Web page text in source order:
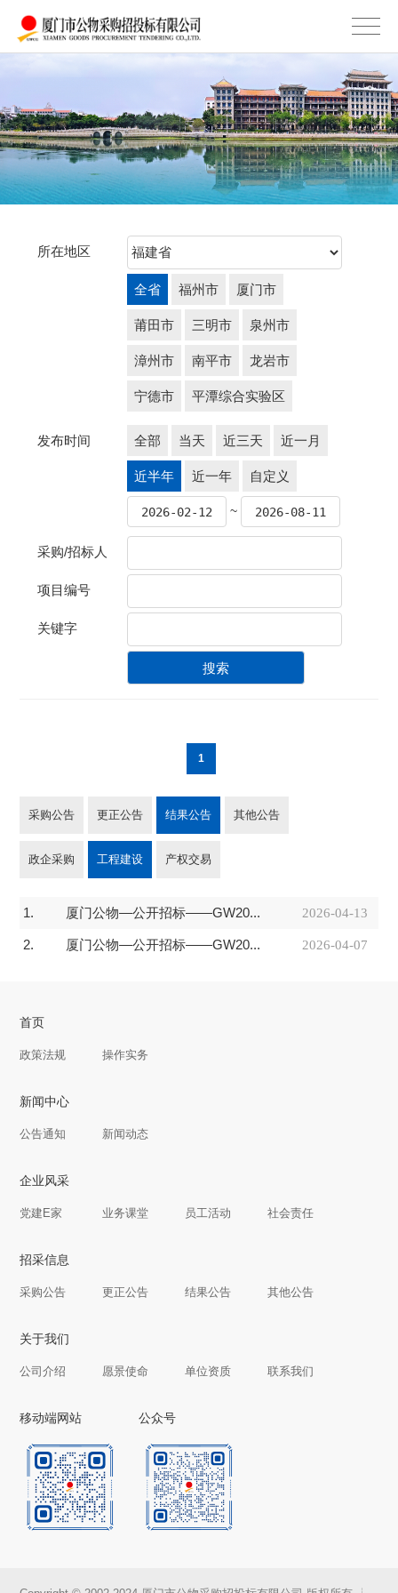
所在地区
全省 福州市 厦门市
莆田市 三明市 泉州市
漳州市 南平市 龙岩市
宁德市 平潭综合实验区
发布时间 全部 当天 近三天 近一月
近半年 近一年 自定义
~
采购/招标人
项目编号
关键字
1
采购公告 更正公告 结果公告 其他公告
政企采购 工程建设 产权交易
1. 厦门公物—公开招标——GW20... 2026-04-13
2. 厦门公物—公开招标——GW20... 2026-04-07
首页
政策法规 操作实务
新闻中心
公告通知 新闻动态
企业风采
党建E家 业务课堂 员工活动 社会责任
招采信息
采购公告 更正公告 结果公告 其他公告
关于我们
公司介绍 愿景使命 单位资质 联系我们
移动端网站 公众号